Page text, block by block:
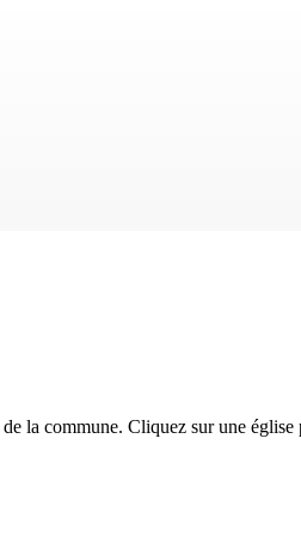
de la commune. Cliquez sur une église